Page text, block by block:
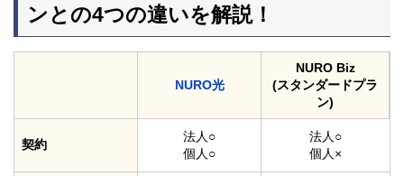
ンとの4つの違いを解説！
NURO光
NURO Biz
(スタンダードプラ
ン)
契約
法人○
個人○
法人○
個人×